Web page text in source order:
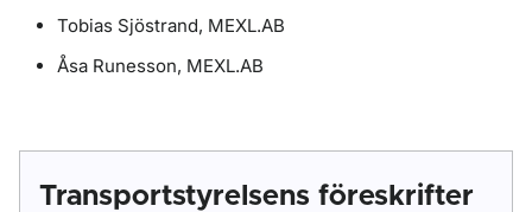
Tobias Sjöstrand, MEXL.AB
Åsa Runesson, MEXL.AB
Transportstyrelsens föreskrifter